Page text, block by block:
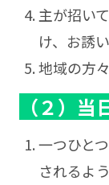
主が招い
け、お誘
地域の方
（２）当
一つひと
されるよ